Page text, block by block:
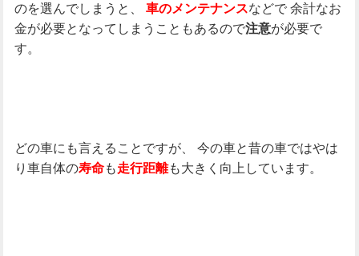
のを選んでしまうと、
車のメンテナンスなどで余計なお
金が必要となってしまうこともあるので注意が必要で
す。
どの車にも言えることですが、
今の車と昔の車ではやは
り車自体の寿命も走行距離も大きく向上しています。